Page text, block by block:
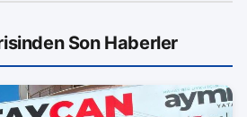
Son Haberler